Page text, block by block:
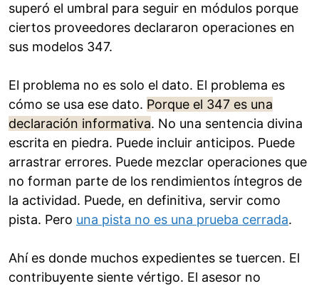
superó el umbral para seguir en módulos porque
ciertos proveedores declararon operaciones en
sus modelos 347.
El problema no es solo el dato. El problema es
cómo se usa ese dato. Porque el 347 es una
declaración informativa. No una sentencia divina
escrita en piedra. Puede incluir anticipos. Puede
arrastrar errores. Puede mezclar operaciones que
no forman parte de los rendimientos íntegros de
la actividad. Puede, en definitiva, servir como
pista. Pero una pista no es una prueba cerrada.
Ahí es donde muchos expedientes se tuercen. El
contribuyente siente vértigo. El asesor no